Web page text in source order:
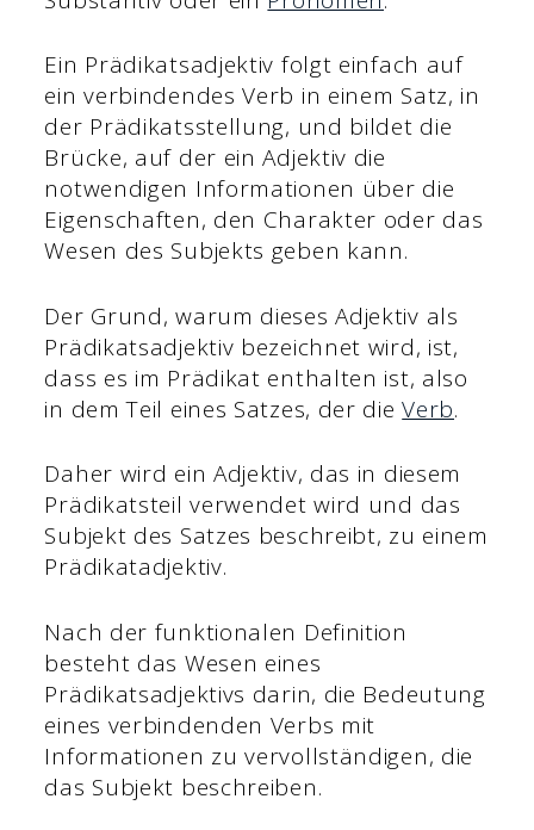
Ein Prädikatsadjektiv folgt einfach auf
ein verbindendes Verb in einem Satz, in
der Prädikatsstellung, und bildet die
Brücke, auf der ein Adjektiv die
notwendigen Informationen über die
Eigenschaften, den Charakter oder das
Wesen des Subjekts geben kann.
Der Grund, warum dieses Adjektiv als
Prädikatsadjektiv bezeichnet wird, ist,
dass es im Prädikat enthalten ist, also
in dem Teil eines Satzes, der dieVerb.
Daher wird ein Adjektiv, das in diesem
Prädikatsteil verwendet wird und das
Subjekt des Satzes beschreibt, zu einem
Prädikatadjektiv.
Nach der funktionalen Definition
besteht das Wesen eines
Prädikatsadjektivs darin, die Bedeutung
eines verbindenden Verbs mit
Informationen zu vervollständigen, die
das Subjekt beschreiben.